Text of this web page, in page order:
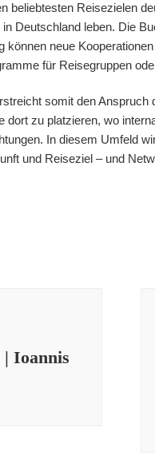
beliebtesten Reisezielen
Deutschland leben. Die
können neue
für Reisegruppen
somit den
dort zu platzieren, wo
In diesem Umfeld
und Reiseziel – und
Ioannis